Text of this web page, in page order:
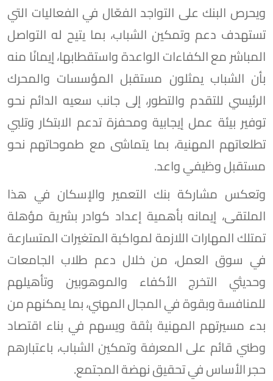
ويحرص البنك على التواجد الفعّال في الفعاليات التي
تستهدف دعم وتمكين الشباب، بما يتيح له التواصل
المباشر مع الكفاءات الواعدة واستقطابها، إيمانًا منه
بأن الشباب يمثلون مستقبل المؤسسات والمحرك
الرئيسي للتقدم والتطور، إلى جانب سعيه الدائم نحو
توفير بيئة عمل إيجابية ومحفزة تدعم الابتكار وتلبي
تطلعاتهم المهنية، بما يتماشى مع طموحاتهم نحو
مستقبل وظيفي واعد.
وتعكس مشاركة بنك التعمير والإسكان في هذا
الملتقى، إيمانه بأهمية إعداد كوادر بشرية مؤهلة
تمتلك المهارات اللازمة لمواكبة المتغيرات المتسارعة
في سوق العمل، من خلال دعم طلاب الجامعات
وحديثي التخرج الأكفاء والموهوبين وتأهيلهم
للمنافسة وبقوة في المجال المهني، بما يمكنهم من
بدء مسيرتهم المهنية بثقة ويسهم في بناء اقتصاد
وطني قائم على المعرفة وتمكين الشباب، باعتبارهم
حجر الأساس في تحقيق نهضة المجتمع.